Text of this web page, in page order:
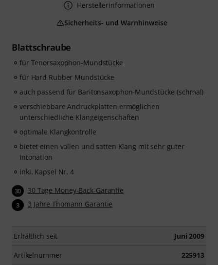
Blattschraube
für Tenorsaxophon-Mundstücke
für Hard Rubber Mundstücke
auch passend für Baritonsaxophon-Mundstücke (schmal)
verschiebbare Andruckplatten ermöglichen
unterschiedliche Klangeigenschaften
optimale Klangkontrolle
bietet einen vollen und satten Klang mit sehr guter
Intonation
inkl. Kapsel Nr. 4
30 30 Tage Money-Back-Garantie
3 3 Jahre Thomann Garantie
Erhältlich seit Juni 2009
Artikelnummer 225913
Herstellerinformationen
Sicherheits- und Warnhinweise